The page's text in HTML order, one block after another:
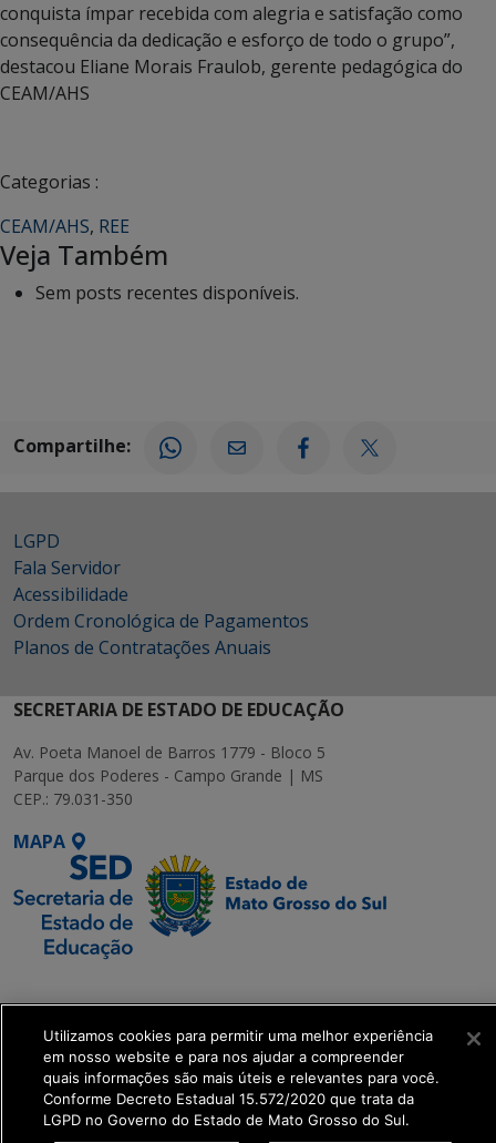
conquista ímpar recebida com alegria e satisfação como
consequência da dedicação e esforço de todo o grupo”,
destacou Eliane Morais Fraulob, gerente pedagógica do
CEAM/AHS
Categorias :
CEAM/AHS, REE
Veja Também
Sem posts recentes disponíveis.
Compartilhe:
LGPD
Fala Servidor
Acessibilidade
Ordem Cronológica de Pagamentos
Planos de Contratações Anuais
SECRETARIA DE ESTADO DE EDUCAÇÃO
Av. Poeta Manoel de Barros 1779 - Bloco 5
Parque dos Poderes - Campo Grande | MS
CEP.: 79.031-350
MAPA
Executiva de
Transformação Digital
get_footer();
Utilizamos cookies para permitir uma melhor experiência
em nosso website e para nos ajudar a compreender
quais informações são mais úteis e relevantes para você.
Conforme Decreto Estadual 15.572/2020 que trata da
LGPD no Governo do Estado de Mato Grosso do Sul.